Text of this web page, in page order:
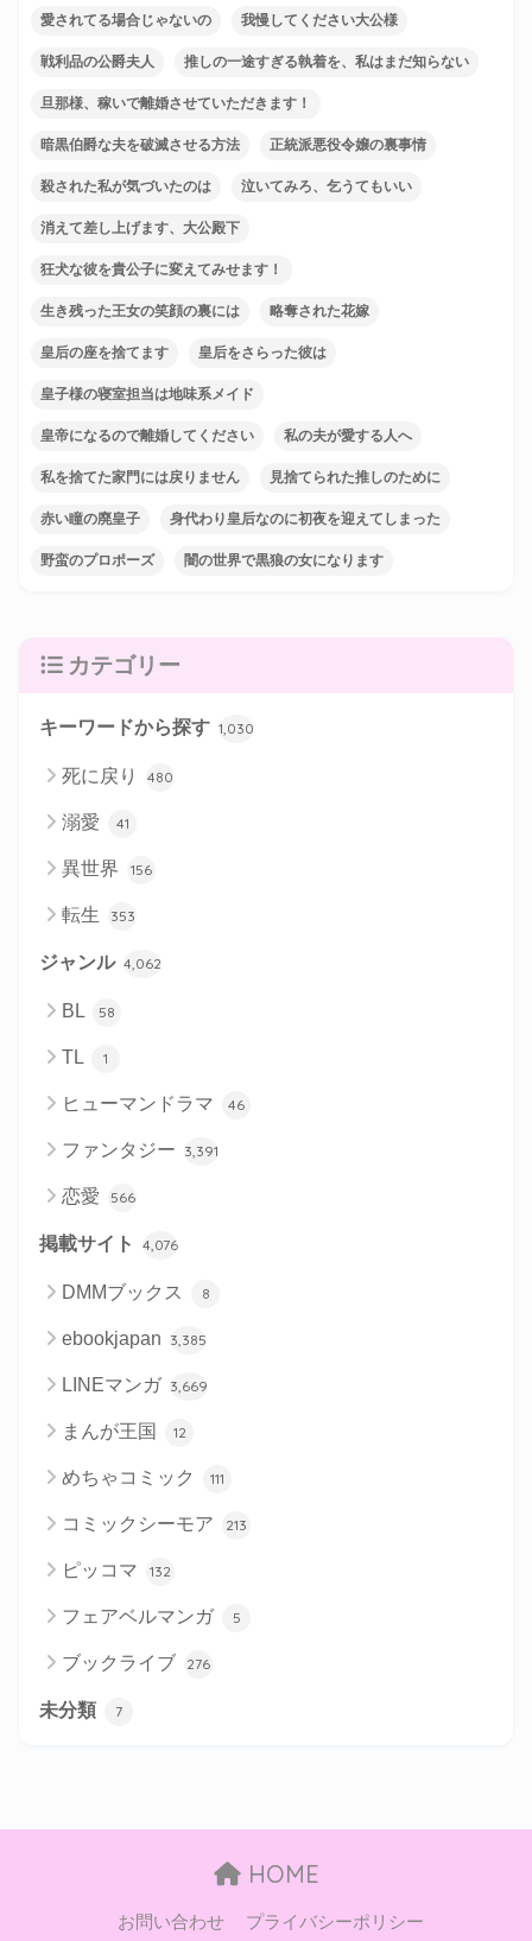
愛されてる場合じゃないの 我慢してください大公様
戦利品の公爵夫人 推しの一途すぎる執着を、私はまだ知らない
旦那様、稼いで離婚させていただきます！
暗黒伯爵な夫を破滅させる方法 正統派悪役令嬢の裏事情
殺された私が気づいたのは 泣いてみろ、乞うてもいい
消えて差し上げます、大公殿下
狂犬な彼を貴公子に変えてみせます！
生き残った王女の笑顔の裏には 略奪された花嫁
皇后の座を捨てます 皇后をさらった彼は
皇子様の寝室担当は地味系メイド
皇帝になるので離婚してください 私の夫が愛する人へ
私を捨てた家門には戻りません 見捨てられた推しのために
赤い瞳の廃皇子 身代わり皇后なのに初夜を迎えてしまった
野蛮のプロポーズ 闇の世界で黒狼の女になります
カテゴリー
キーワードから探す 1,030
死に戻り 480
溺愛 41
異世界 156
転生 353
ジャンル 4,062
BL 58
TL 1
ヒューマンドラマ 46
ファンタジー 3,391
恋愛 566
掲載サイト 4,076
DMMブックス 8
ebookjapan 3,385
LINEマンガ 3,669
まんが王国 12
めちゃコミック 111
コミックシーモア 213
ピッコマ 132
フェアベルマンガ 5
ブックライブ 276
未分類 7
HOME
お問い合わせ プライバシーポリシー